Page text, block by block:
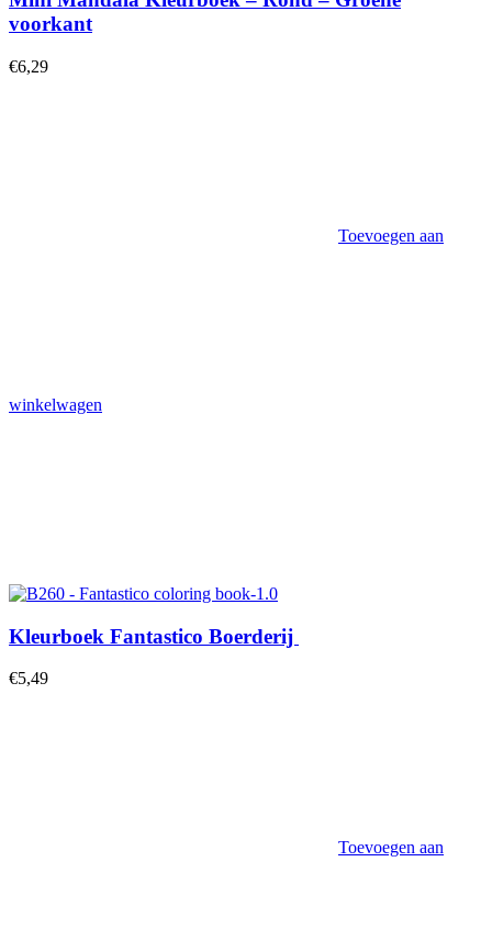
voorkant
€6,29
Toevoegen aan
winkelwagen
Kleurboek Fantastico Boerderij
€5,49
Toevoegen aan